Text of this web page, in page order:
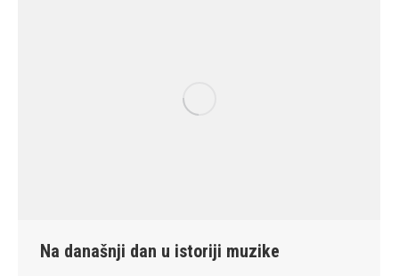
Na današnji dan u istoriji muzike